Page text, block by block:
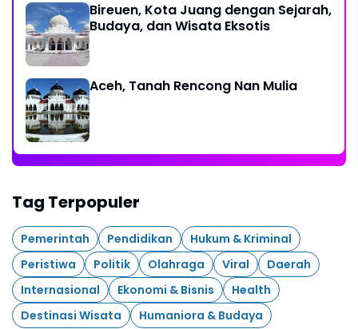
Bireuen, Kota Juang dengan Sejarah,
Budaya, dan Wisata Eksotis
Aceh, Tanah Rencong Nan Mulia
Tag Terpopuler
Pemerintah Pendidikan
Hukum & Kriminal
Peristiwa
Politik Olahraga Viral
Daerah
Internasional
Ekonomi & Bisnis
Health
Destinasi Wisata
Humaniora & Budaya